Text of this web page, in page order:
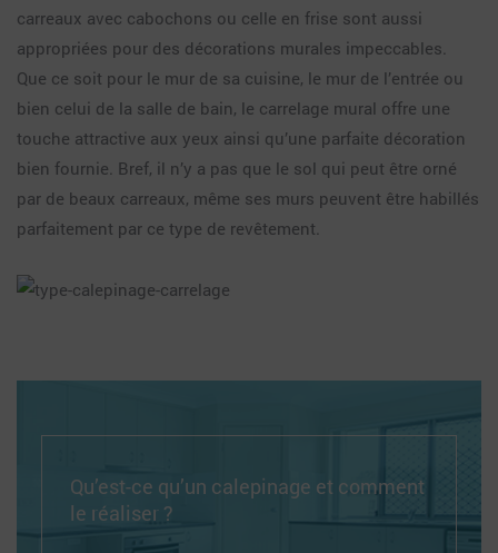
carreaux avec cabochons ou celle en frise sont aussi
appropriées pour des décorations murales impeccables.
Que ce soit pour le mur de sa cuisine, le mur de l’entrée ou
bien celui de la salle de bain, le carrelage mural offre une
touche attractive aux yeux ainsi qu’une parfaite décoration
bien fournie. Bref, il n’y a pas que le sol qui peut être orné
par de beaux carreaux, même ses murs peuvent être habillés
parfaitement par ce type de revêtement.
Qu’est-ce qu’un calepinage et comment
le réaliser ?